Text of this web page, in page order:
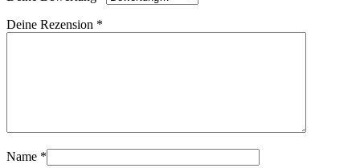
Deine Rezension *
Name *